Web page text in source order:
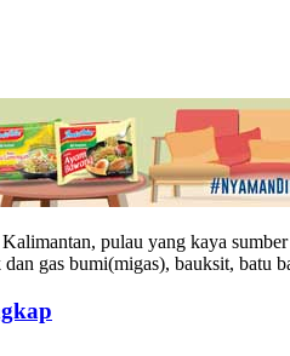
Kalimantan, pulau yang kaya sumber
dan gas bumi(migas), bauksit, batu